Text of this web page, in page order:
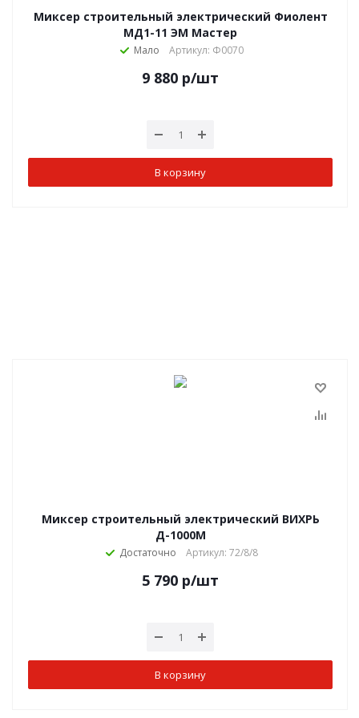
Миксер строительный электрический Фиолент
МД1-11 ЭМ Мастер
Мало Артикул: Ф0070
9 880 р/шт
В корзину
Миксер строительный электрический ВИХРЬ
Д-1000М
Достаточно Артикул: 72/8/8
5 790 р/шт
В корзину